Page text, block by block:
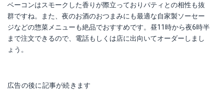
ベーコンはスモークした香りが際立っておりパティとの相性も抜
群ですね。また、夜のお酒のおつまみにも最適な自家製ソーセー
ジなどの惣菜メニューも絶品でおすすめです。昼11時から夜6時半
まで注文できるので、電話もしくは店に出向いてオーダーしまし
ょう。
広告の後に記事が続きます